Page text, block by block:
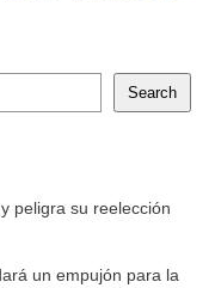
Search
peligra su reelección
un empujón para la